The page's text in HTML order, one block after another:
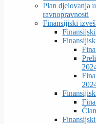
Plan djelovanja
ravnopravnosti
Finansijiski